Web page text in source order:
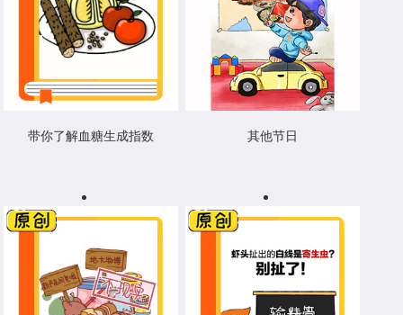
带你了解血糖生成指数 其他节日